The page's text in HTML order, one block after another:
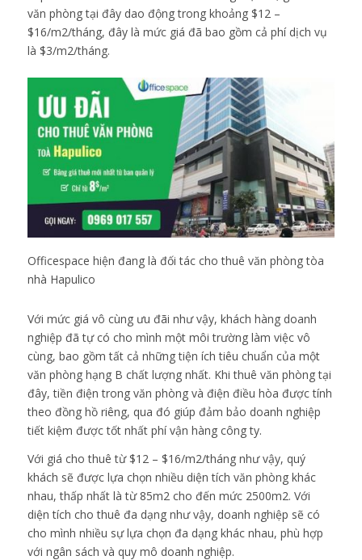
văn phòng tại đây dao động trong khoảng $12 –
$16/m2/tháng, đây là mức giá đã bao gồm cả phí dịch vụ
là $3/m2/tháng.
Officespace hiện đang là đối tác cho thuê văn phòng tòa
nhà Hapulico
Với mức giá vô cùng ưu đãi như vậy, khách hàng doanh
nghiệp đã tự có cho mình một môi trường làm việc vô
cùng, bao gồm tất cả những tiện ích tiêu chuẩn của một
văn phòng hạng B chất lượng nhất. Khi thuê văn phòng tại
đây, tiền điện trong văn phòng và điện điều hòa được tính
theo đồng hồ riêng, qua đó giúp đảm bảo doanh nghiệp
tiết kiệm được tốt nhất phí vận hàng công ty.
Với giá cho thuê từ $12 – $16/m2/tháng như vậy, quý
khách sẽ được lựa chọn nhiều diện tích văn phòng khác
nhau, thấp nhất là từ 85m2 cho đến mức 2500m2. Với
diện tích cho thuê đa dạng như vậy, doanh nghiệp sẽ có
cho mình nhiều sự lựa chọn đa dạng khác nhau, phù hợp
với ngân sách và quy mô doanh nghiệp.